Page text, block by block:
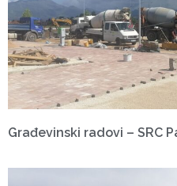
Građevinski radovi – SRC